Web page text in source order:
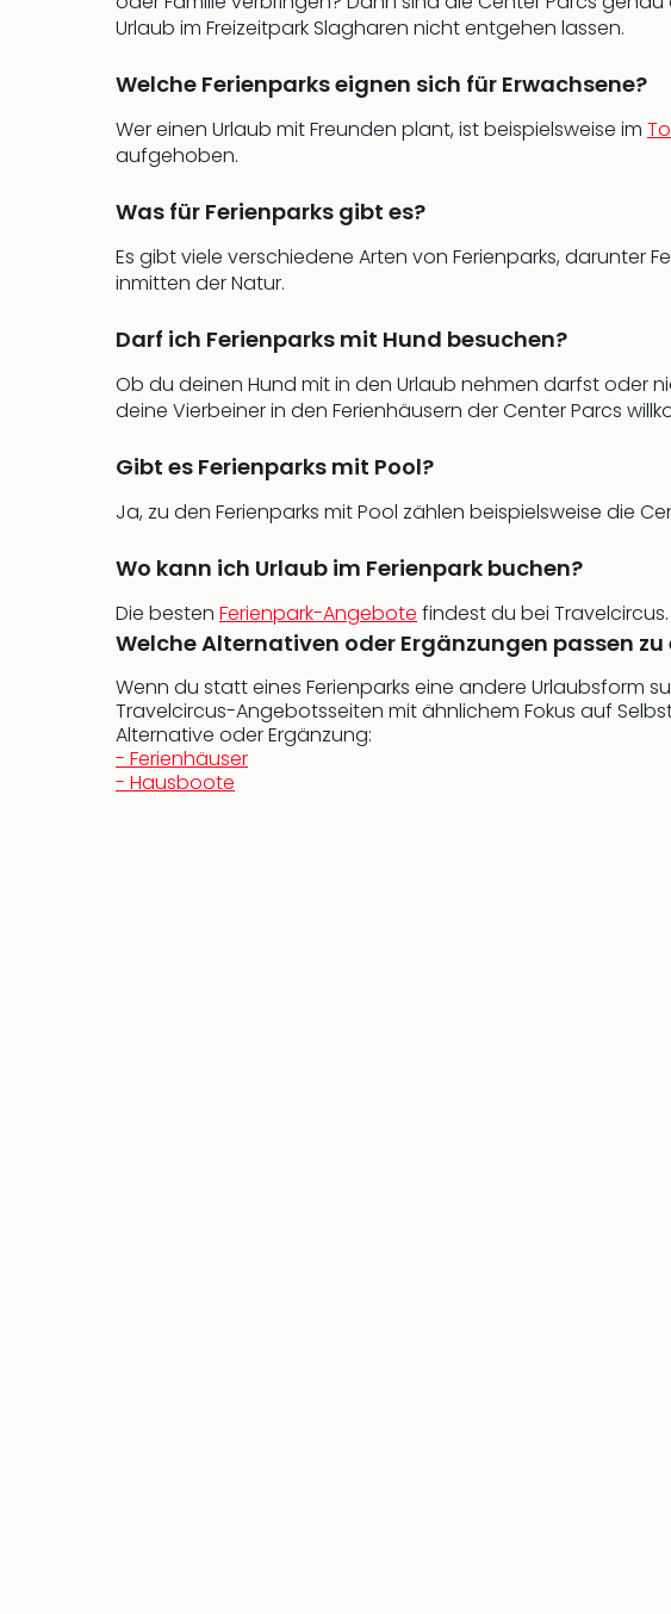
Urlaub im Freizeitpark Slagharen nicht entgehen lassen.
Welche Ferienparks eignen sich für Erwachsene?
Wer einen Urlaub mit Freunden plant, ist beispielsweise im
aufgehoben.
Was für Ferienparks gibt es?
Es gibt viele verschiedene Arten von Ferienparks, darunter
inmitten der Natur.
Darf ich Ferienparks mit Hund besuchen?
Ob du deinen Hund mit in den Urlaub nehmen darfst oder
deine Vierbeiner in den Ferienhäusern der Center Parcs
Gibt es Ferienparks mit Pool?
Ja, zu den Ferienparks mit Pool zählen beispielsweise die
Wo kann ich Urlaub im Ferienpark buchen?
Die besten Ferienpark-Angebote findest du bei Travelcircus.
Welche Alternativen oder Ergänzungen passen
Wenn du statt eines Ferienparks eine andere Urlaubsform
Travelcircus-Angebotsseiten mit ähnlichem Fokus auf
Alternative oder Ergänzung:
- Ferienhäuser
- Hausboote